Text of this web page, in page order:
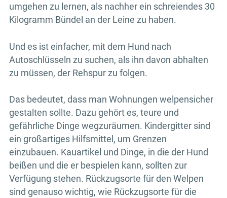
umgehen zu lernen, als nachher ein schreiendes 30
Kilogramm Bündel an der Leine zu haben.
Und es ist einfacher, mit dem Hund nach
Autoschlüsseln zu suchen, als ihn davon abhalten
zu müssen, der Rehspur zu folgen.
Das bedeutet, dass man Wohnungen welpensicher
gestalten sollte. Dazu gehört es, teure und
gefährliche Dinge wegzuräumen. Kindergitter sind
ein großartiges Hilfsmittel, um Grenzen
einzubauen. Kauartikel und Dinge, in die der Hund
beißen und die er bespielen kann, sollten zur
Verfügung stehen. Rückzugsorte für den Welpen
sind genauso wichtig, wie Rückzugsorte für die